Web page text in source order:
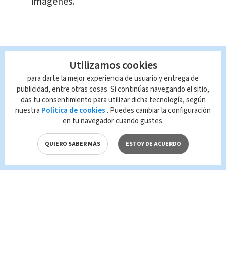
Utilizamos cookies
para darte la mejor experiencia de usuario y entrega de
publicidad, entre otras cosas. Si continúas navegando el sitio,
das tu consentimiento para utilizar dicha tecnología, según
nuestra Política de cookies . Puedes cambiar la configuración
en tu navegador cuando gustes.
QUIERO SABER MÁS ESTOY DE ACUERDO